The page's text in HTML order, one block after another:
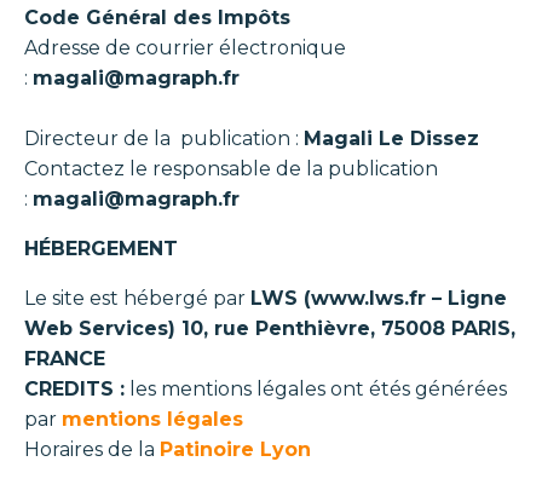
Code Général des Impôts
Adresse de courrier électronique
: magali@magraph.fr
Directeur de la publication : Magali Le Dissez
Contactez le responsable de la publication
: magali@magraph.fr
HÉBERGEMENT
Le site est hébergé par LWS (www.lws.fr – Ligne
Web Services) 10, rue Penthièvre, 75008 PARIS,
FRANCE
CREDITS : les mentions légales ont étés générées
par mentions légales
Horaires de la Patinoire Lyon